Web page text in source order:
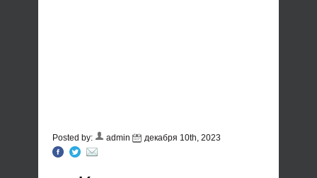
Posted by: admin декабря 10th, 2023